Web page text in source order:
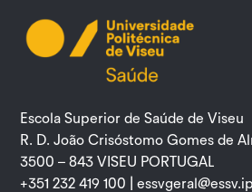
Escola Superior de Saúde de Viseu
R. D. João Crisóstomo Gomes de
3500 – 843 VISEU PORTUGAL
+351 232 419 100 |